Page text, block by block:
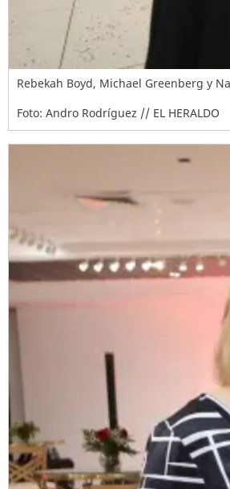
Rebekah Boyd, Michael Greenberg y
Foto: Andro Rodríguez // EL HERALDO